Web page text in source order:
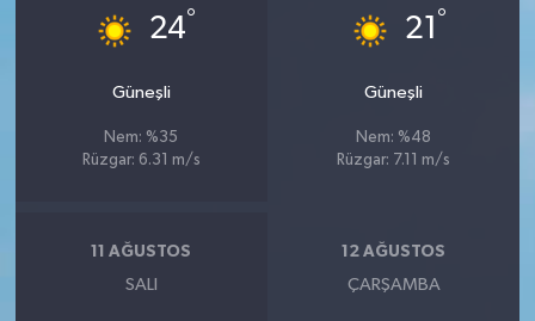
24°
Güneşli
Nem: %35
Rüzgar: 6.31 m/s
21 °
Güneşli
Nem: %48
Rüzgar: 7.11 m/s
11 AĞUSTOS
SALI
12 AĞUSTOS
ÇARŞAMBA